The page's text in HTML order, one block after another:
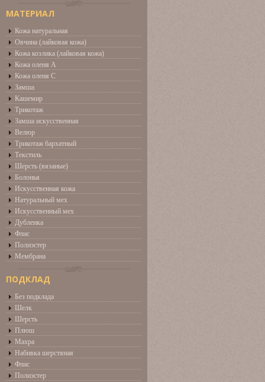
МАТЕРИАЛ
Кожа натуральная
Овчина (лайковая кожа)
Кожа козлика (лайковая кожа)
Кожа оленя А
Кожа оленя С
Замша
Кашемир
Трикотаж
Замша искусственная
Велюр
Трикотаж бархатный
Текстиль
Шерсть (вязаные)
Болонья
Искусственная кожа
Натуральный мех
Искусственный мех
Дубленка
Флис
Полиэстер
Мембрана
ПОДКЛАД
Без подклада
Шелк
Шерсть
Плюш
Махра
Набивка шерстяная
Флис
Полиэстер